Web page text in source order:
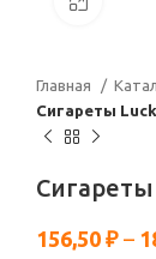
Главная
Сигареты
156,50 ₽ –